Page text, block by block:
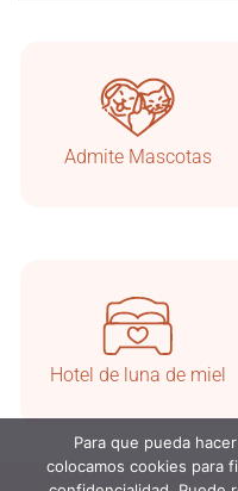
Admite Mascotas
Hotel de luna de miel
Para que pueda
colocamos cookies para